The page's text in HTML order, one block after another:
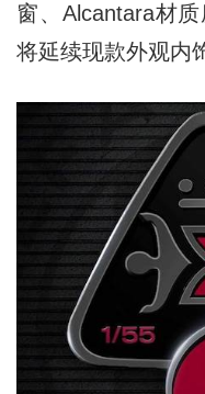
窗、Alcantara材
将延续现款外观内